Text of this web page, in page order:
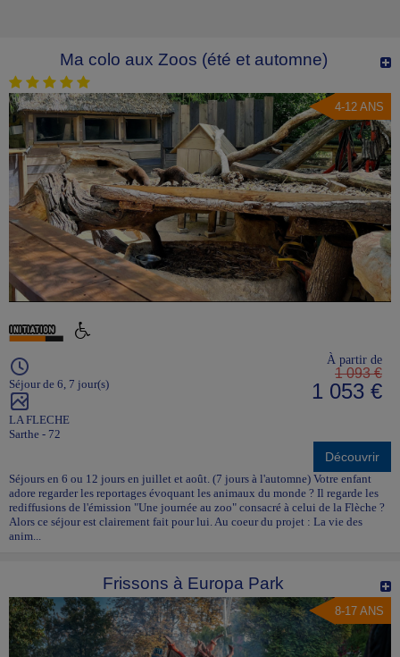
Ma colo aux Zoos (été et automne)
4-12 ANS
Séjour de 6, 7 jour(s)
LA FLECHE
Sarthe - 72
À partir de
1 093 €
1 053 €
Découvrir
Séjours en 6 ou 12 jours en juillet et août. (7 jours à l'automne) Votre enfant
adore regarder les reportages évoquant les animaux du monde ? Il regarde les
rediffusions de l'émission "Une journée au zoo" consacré à celui de la Flèche ?
Alors ce séjour est clairement fait pour lui. Au coeur du projet : La vie des
anim...
Frissons à Europa Park
8-17 ANS